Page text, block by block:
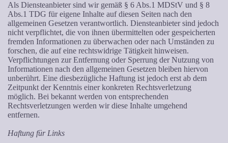
Als Diensteanbieter sind wir gemäß § 6 Abs.1 MDStV und § 8
Abs.1 TDG für eigene Inhalte auf diesen Seiten nach den
allgemeinen Gesetzen verantwortlich. Diensteanbieter sind jedoch
nicht verpflichtet, die von ihnen übermittelten oder gespeicherten
fremden Informationen zu überwachen oder nach Umständen zu
forschen, die auf eine rechtswidrige Tätigkeit hinweisen.
Verpflichtungen zur Entfernung oder Sperrung der Nutzung von
Informationen nach den allgemeinen Gesetzen bleiben hiervon
unberührt. Eine diesbezügliche Haftung ist jedoch erst ab dem
Zeitpunkt der Kenntnis einer konkreten Rechtsverletzung
möglich. Bei bekannt werden von entsprechenden
Rechtsverletzungen werden wir diese Inhalte umgehend
entfernen.
Haftung für Links